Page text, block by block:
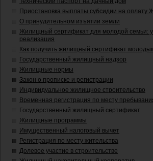
Приостановка выплаты субсидии на оплату
О принудительном изъятии земли
Жилищный сертификат для молодой семьи:
реализация
Как получить жилищный сертификат
Государственный жилищный надзор
Жилищные нормы
Закон о прописке и регистрации
Индивидуальное жилищное строительство
Временная регистрация по месту
Государственный жилищный сертификат
Жилищные программы
Имущественный налоговый вычет
Регистрация по месту жительства
Долевое участие в строительстве